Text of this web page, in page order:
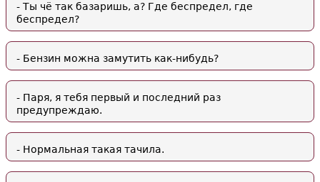
- Ты чё так базаришь, а? Где беспредел, где
беспредел?
- Бензин можна замутить как-нибудь?
- Паря, я тебя первый и последний раз
предупреждаю.
- Нормальная такая тачила.